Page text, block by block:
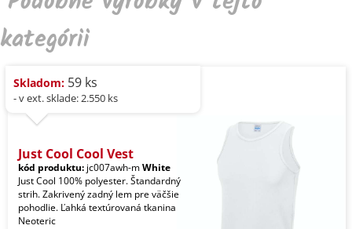
kategórii
Skladom: 59 ks
- v ext. sklade: 2.550 ks
Just Cool Cool Vest
kód produktu: jc007awh-mWhite
Just Cool 100% polyester. Štandardný
strih. Zakrivený zadný lem pre väčšie
pohodlie. Ľahká textúrovaná tkanina
Neoteric